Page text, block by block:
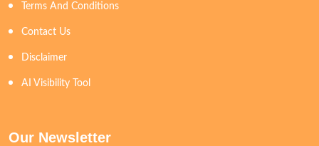
Terms And Conditions
Contact Us
Disclaimer
AI Visibility Tool
Our Newsletter